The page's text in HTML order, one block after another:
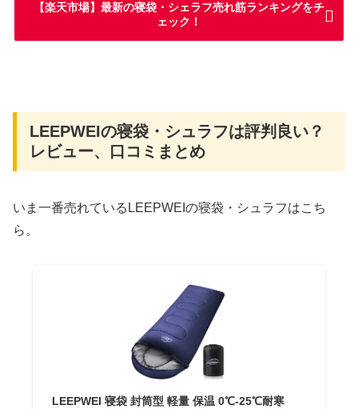
【楽天市場】最新の寝袋・シェラフ売れ筋ランキングをチ
ェック！
LEEPWEIの寝袋・シュラフは評判良い？
レビュー、口コミまとめ
いま一番売れているLEEPWEIの寝袋・シュラフはこち
ら。
LEEPWEI 寝袋 封筒型 軽量 保温 0℃-25℃耐寒